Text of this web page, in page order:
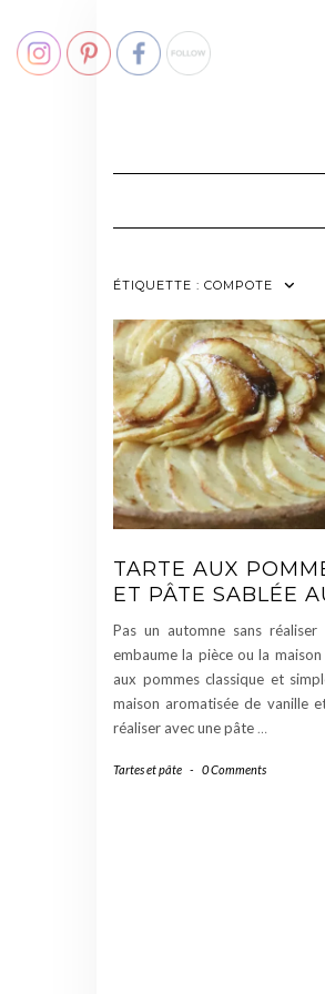
content
ÉTIQUETTE : COMPOTE
TARTE AUX
ET PÂTE SABLÉE
Pas un automne sans
embaume la pièce ou la
aux pommes classique et
maison aromatisée de vanille
réaliser avec une pâte…
Tartes et pâte - 0 Comments